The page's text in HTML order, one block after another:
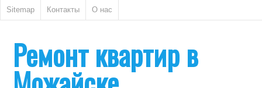
Sitemap Контакты О нас
Ремонт квартир в